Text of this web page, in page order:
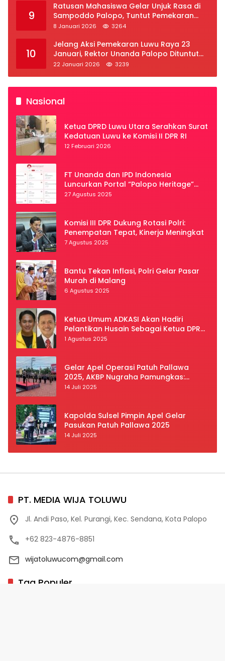
9
Ratusan Mahasiswa Gelar Unjuk Rasa di
Sampoddo Palopo, Tuntut Pemekaran
Provinsi Luwu Raya
8 Januari 2026 3264
10
Jelang Aksi Pemekaran Luwu Raya 23
Januari, Rektor Unanda Palopo Dituntut
Liburkan Mahasiswa
22 Januari 2026 3239
Nasional
Ketua DPRD Luwu Utara Serahkan Surat
Kedatuan Luwu ke Komisi II DPR RI
12 Februari 2026
FT Unanda dan IPD Indonesia
Luncurkan Portal “Palopo Heritage”
Secara Virtual
27 Agustus 2025
Komisi III DPR Dukung Rotasi Polri:
Penempatan Tepat, Kinerja Meningkat
7 Agustus 2025
Bantu Tekan Inflasi, Polri Gelar Pasar
Murah di Malang
6 Agustus 2025
Ketua Umum ADKASI Akan Hadiri
Pelantikan Husain Sebagai Ketua DPRD
Luwu Utara
1 Agustus 2025
Gelar Apel Operasi Patuh Pallawa
2025, AKBP Nugraha Pamungkas:
Kedisiplinan dan Keselamatan Jadi
14 Juli 2025
Kapolda Sulsel Pimpin Apel Gelar
Pasukan Patuh Pallawa 2025
14 Juli 2025
PT. MEDIA WIJA TOLUWU
Jl. Andi Paso, Kel. Purangi, Kec. Sendana, Kota Palopo
+62 823-4876-8851
wijatoluwucom@gmail.com
Tag Populer